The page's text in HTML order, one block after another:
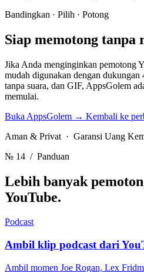
Bandingkan · Pilih · Potong
Siap memotong tanpa
Jika Anda menginginkan pemotong
mudah digunakan dengan
tanpa suara, dan GIF, AppsGolem
memulai.
Buka AppsGolem → Kembali ke
Aman & Privat · Garansi Uang
№ 14 / Panduan
Lebih banyak
YouTube.
Podcast
Ambil klip podcast dari
Ambil momen Joe Rogan, Lex